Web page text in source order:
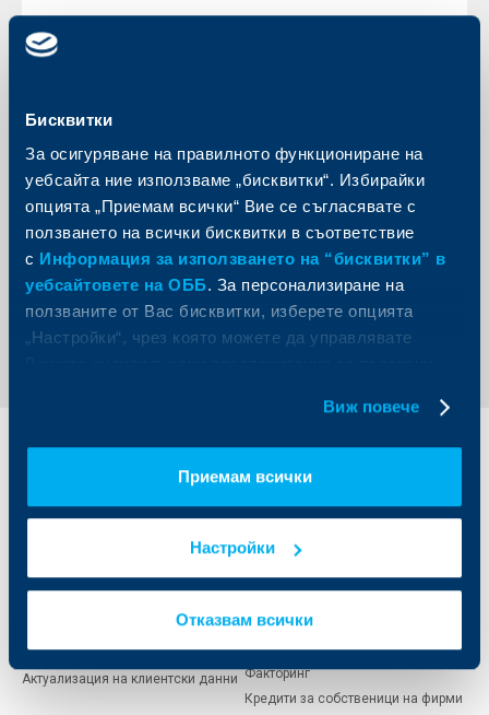
Бисквитки
За осигуряване на правилното функциониране на
уебсайта ние използваме „бисквитки“. Избирайки
опцията „Приемам всички“ Вие се съгласявате с
ползването на всички бисквитки в съответствие
с Информация за използването на “бисквитки” в
уебсайтовете на ОББ. За персонализиране на
ползваните от Вас бисквитки, изберете опцията
„Настройки“, чрез която можете да управлявате
Виж повече
Приемам всички
Настройки
Отказвам всички
– от 14.1% към януари (хармонизирана) на 13.7%
(спрямо февруари 2022 г.). Положително е и, че
„От една страна, в режим на валутен борд няма
но от друга, предвид опита на някои източноевропейски
страни извън еврозоната, липсата на самостоятелна
Калчев.
Обратно към всички новини
Индивидуални
Кредити
Застраховки
Актуализация на клиентски данни
клиенти
Управление на парични средства
Търговско финансиране
Пазари, инвестиционно банкиране
и попечителски услуги
Факторинг
Кредити за собственици на фирми